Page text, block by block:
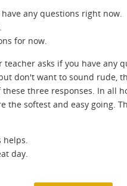
any questions right now.
for now.
teacher asks if you have any
don't want to sound rude,
these three responses. In all
the softest and easy going.
helps.
day.